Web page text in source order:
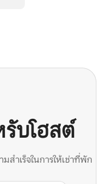
บโฮสต์
ำเร็จในการให้เช่าที่พัก